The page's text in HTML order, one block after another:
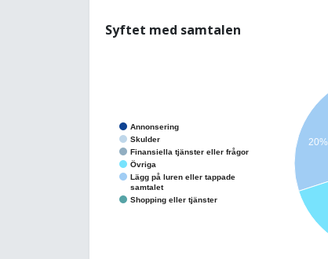
Syftet med samtalen
Annonsering
Skulder
Finansiella tjänster eller frågor
Övriga
Lägg på luren eller tappade
samtalet
Shopping eller tjänster
20%